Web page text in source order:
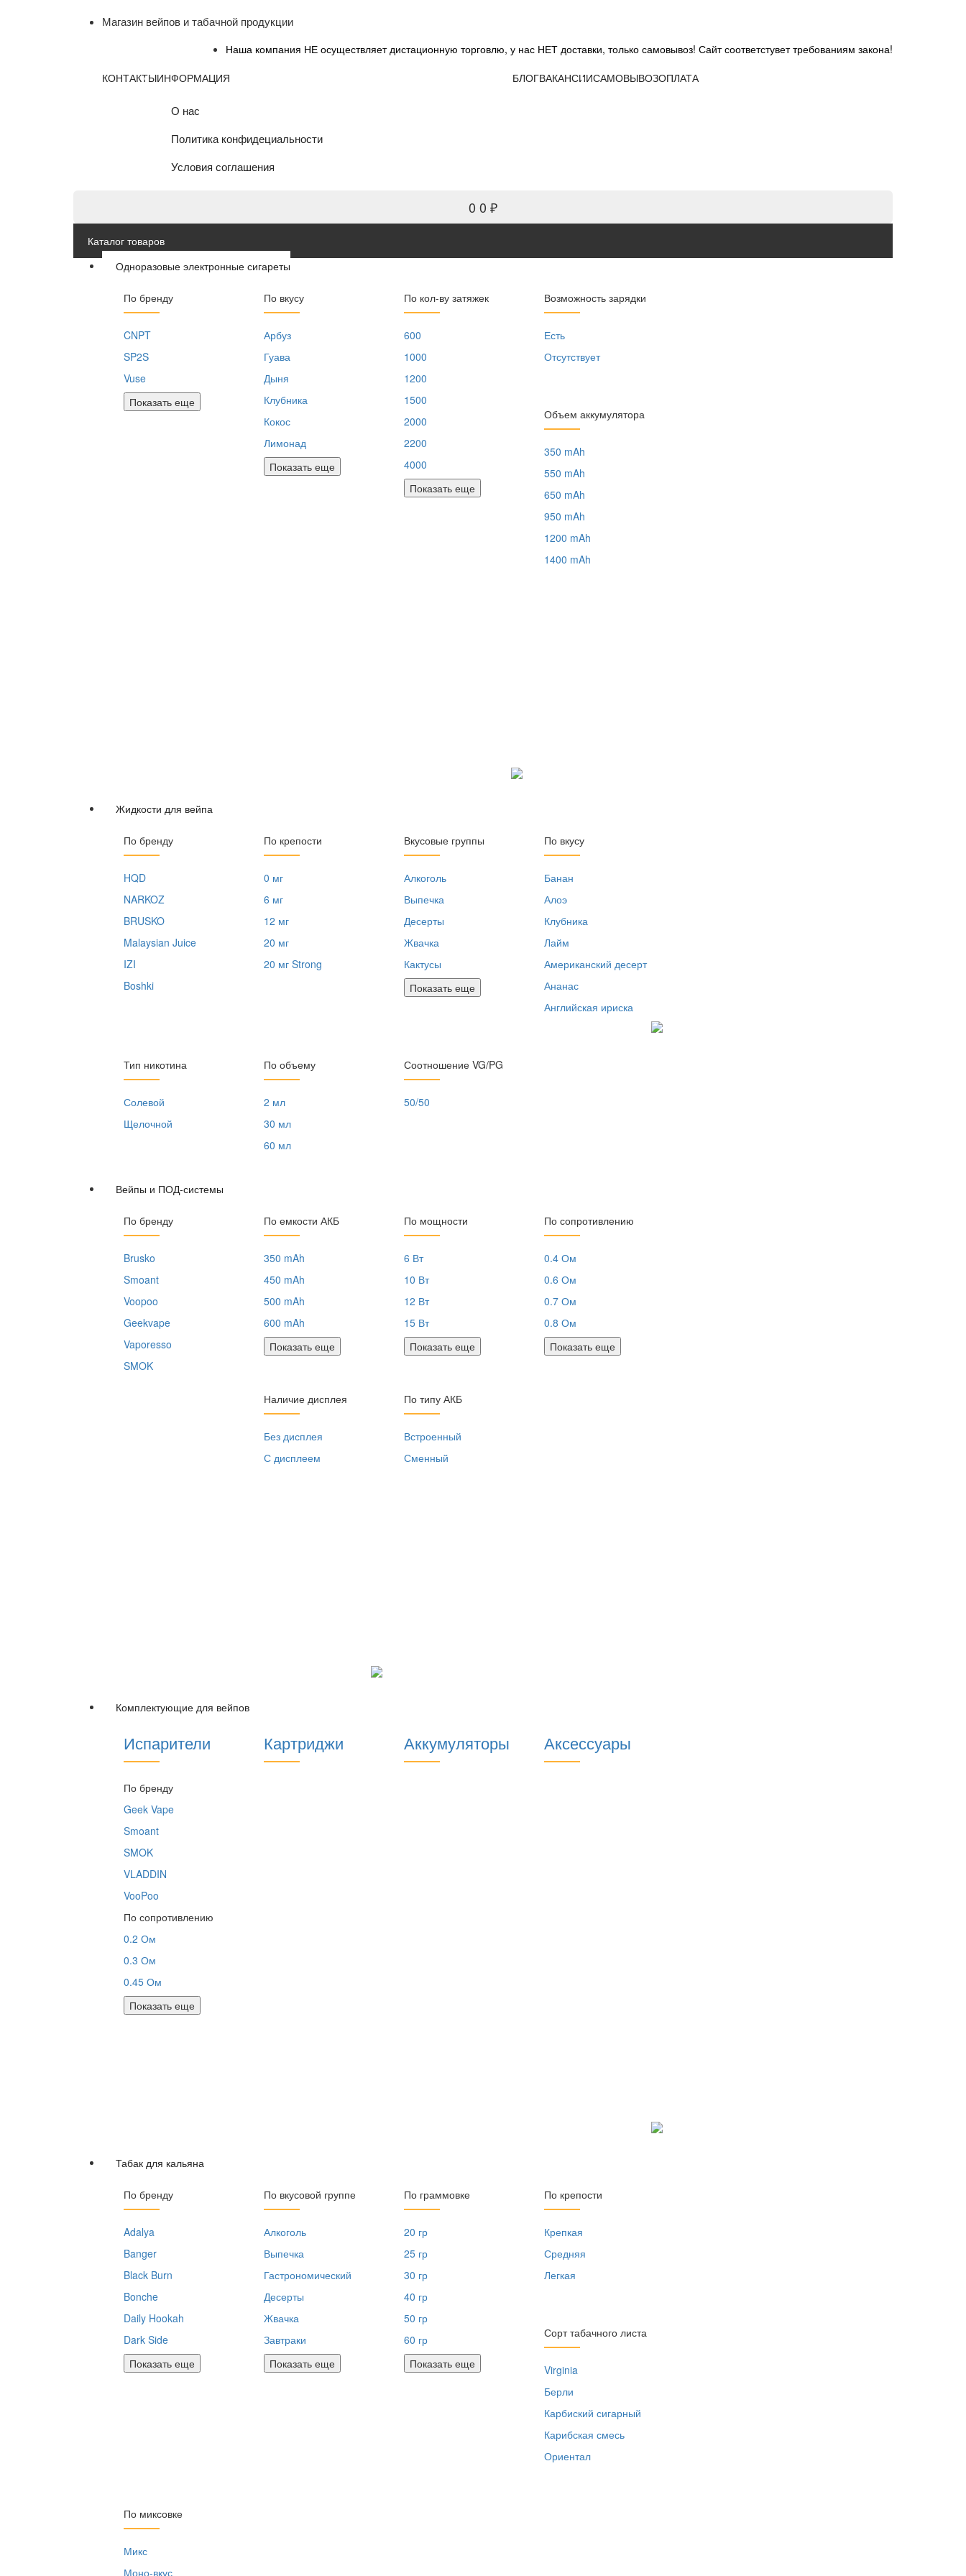
Магазин вейпов и табачной продукции
Наша компания НЕ осуществляет дистационную торговлю, у нас НЕТ доставки, только самовывоз! Сайт соответстувет требованиям закона!
КОНТАКТЫИНФОРМАЦИЯ
О нас
Политика конфидециальности
Условия соглашения
БЛОГВАКАНСИИСАМОВЫВОЗОПЛАТА
0 0 ₽
Каталог товаров
Одноразовые электронные сигареты
По бренду
CNPT
SP2S
Vuse
Показать еще
По вкусу
Арбуз
Гуава
Дыня
Клубника
Кокос
Лимонад
Показать еще
По кол-ву затяжек
600
1000
1200
1500
2000
2200
4000
Показать еще
Возможность зарядки
Есть
Отсутствует
Объем аккумулятора
350 mAh
550 mAh
650 mAh
950 mAh
1200 mAh
1400 mAh
Жидкости для вейпа
По бренду
HQD
NARKOZ
BRUSKO
Malaysian Juice
IZI
Boshki
По крепости
0 мг
6 мг
12 мг
20 мг
20 мг Strong
Вкусовые группы
Алкоголь
Выпечка
Десерты
Жвачка
Кактусы
Показать еще
По вкусу
Банан
Алоэ
Клубника
Лайм
Американский десерт
Ананас
Английская ириска
Тип никотина
Солевой
Щелочной
По объему
2 мл
30 мл
60 мл
Соотношение VG/PG
50/50
Вейпы и ПОД-системы
По бренду
Brusko
Smoant
Voopoo
Geekvape
Vaporesso
SMOK
По емкости АКБ
350 mAh
450 mAh
500 mAh
600 mAh
Показать еще
По мощности
6 Вт
10 Вт
12 Вт
15 Вт
Показать еще
По сопротивлению
0.4 Ом
0.6 Ом
0.7 Ом
0.8 Ом
Показать еще
Наличие дисплея
Без дисплея
С дисплеем
По типу АКБ
Встроенный
Сменный
Комплектующие для вейпов
Испарители Картриджи Аккумуляторы Аксессуары
По бренду
Geek Vape
Smoant
SMOK
VLADDIN
VooPoo
По сопротивлению
0.2 Ом
0.3 Ом
0.45 Ом
Показать еще
Табак для кальяна
По бренду
Adalya
Banger
Black Burn
Bonche
Daily Hookah
Dark Side
Показать еще
По вкусовой группе
Алкоголь
Выпечка
Гастрономический
Десерты
Жвачка
Завтраки
Показать еще
По граммовке
20 гр
25 гр
30 гр
40 гр
50 гр
60 гр
Показать еще
По крепости
Крепкая
Средняя
Легкая
Сорт табачного листа
Virginia
Берли
Карбиский сигарный
Карибская смесь
Ориентал
По миксовке
Микс
Моно-вкус